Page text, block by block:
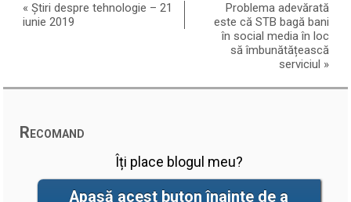
«Știri despre tehnologie – 21
iunie 2019
Problema adevărată
este că STB bagă bani
în social media în loc
să îmbunătățească
serviciul »
Recomand
Îți place blogul meu?
Apasă acest buton înainte de a